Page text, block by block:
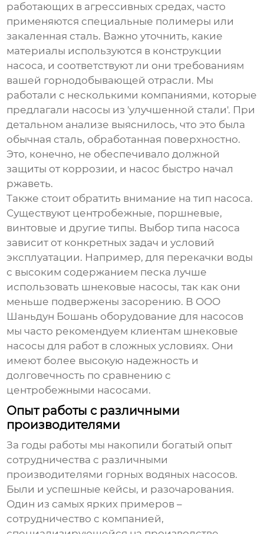
работающих в агрессивных средах, часто
применяются специальные полимеры или
закаленная сталь. Важно уточнить, какие
материалы используются в конструкции
насоса, и соответствуют ли они требованиям
вашей горнодобывающей отрасли. Мы
работали с несколькими компаниями, которые
предлагали насосы из 'улучшенной стали'. При
детальном анализе выяснилось, что это была
обычная сталь, обработанная поверхностно.
Это, конечно, не обеспечивало должной
защиты от коррозии, и насос быстро начал
ржаветь.
Также стоит обратить внимание на тип насоса.
Существуют центробежные, поршневые,
винтовые и другие типы. Выбор типа насоса
зависит от конкретных задач и условий
эксплуатации. Например, для перекачки воды
с высоким содержанием песка лучше
использовать шнековые насосы, так как они
меньше подвержены засорению. В OOO
Шаньдун Бошань оборудование для насосов
мы часто рекомендуем клиентам шнековые
насосы для работ в сложных условиях. Они
имеют более высокую надежность и
долговечность по сравнению с
центробежными насосами.
Опыт работы с различными
производителями
За годы работы мы накопили богатый опыт
сотрудничества с различными
производителями горных водяных насосов.
Были и успешные кейсы, и разочарования.
Один из самых ярких примеров –
сотрудничество с компанией,